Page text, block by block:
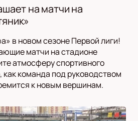
на матчи на
в новом сезоне Первой лиги!
матчи на стадионе
атмосферу спортивного
как команда под руководством
к новым вершинам.